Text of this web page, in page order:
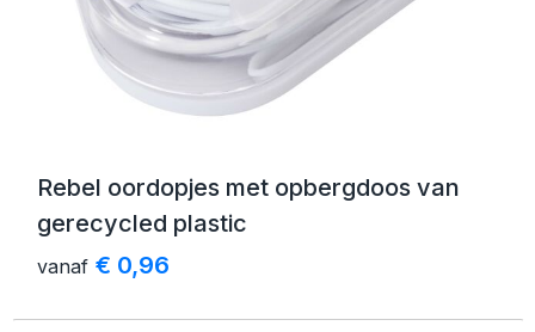
Rebel oordopjes met opbergdoos van
gerecycled plastic
vanaf € 0,96